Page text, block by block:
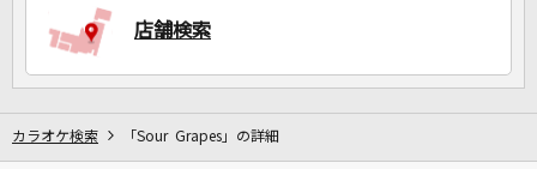
店舗検索
カラオケ検索 「Sour Grapes」の詳細